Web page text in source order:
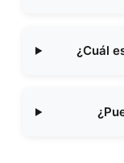
¿Cuál